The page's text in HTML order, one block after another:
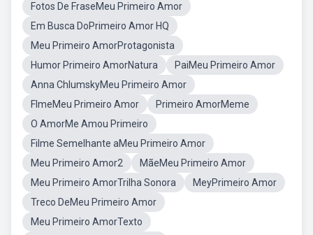
Fotos De FraseMeu Primeiro Amor
Em Busca DoPrimeiro Amor HQ
Meu Primeiro AmorProtagonista
Humor Primeiro AmorNatura
PaiMeu Primeiro Amor
Anna ChlumskyMeu Primeiro Amor
FlmeMeu Primeiro Amor
Primeiro AmorMeme
O AmorMe Amou Primeiro
Filme Semelhante aMeu Primeiro Amor
Meu Primeiro Amor2
MãeMeu Primeiro Amor
Meu Primeiro AmorTrilha Sonora
MeyPrimeiro Amor
Treco DeMeu Primeiro Amor
Meu Primeiro AmorTexto